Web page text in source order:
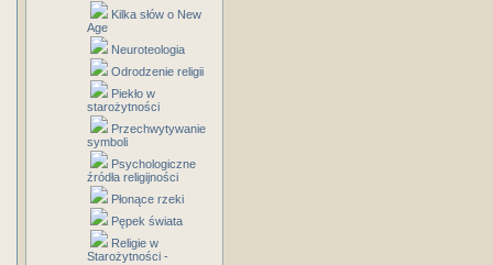
Kilka słów o New
Age
Neuroteologia
Odrodzenie religii
Piekło w
starożytności
Przechwytywanie
symboli
Psychologiczne
źródła religijności
Płonące rzeki
Pępek świata
Religie w
Starożytności -